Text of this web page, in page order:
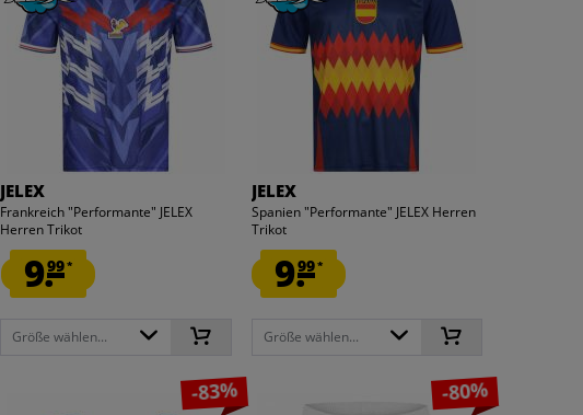
JELEX
Frankreich "Performante" JELEX
Herren Trikot
9.99*
Größe wählen...
JELEX
Spanien "Performante" JELEX Herren
Trikot
9.99*
Größe wählen...
-83% -80%